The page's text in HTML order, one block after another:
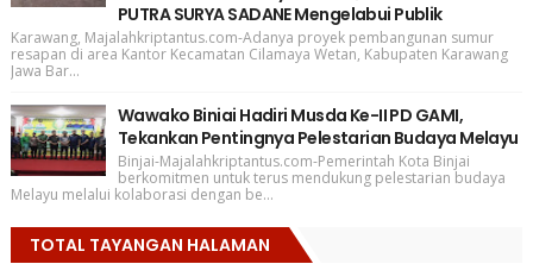
PUTRA SURYA SADANE Mengelabui Publik
Karawang, Majalahkriptantus.com-Adanya proyek pembangunan sumur
resapan di area Kantor Kecamatan Cilamaya Wetan, Kabupaten Karawang
Jawa Bar...
Wawako Biniai Hadiri Musda Ke-II PD GAMI,
Tekankan Pentingnya Pelestarian Budaya Melayu
Binjai-Majalahkriptantus.com-Pemerintah Kota Binjai
berkomitmen untuk terus mendukung pelestarian budaya
Melayu melalui kolaborasi dengan be...
TOTAL TAYANGAN HALAMAN